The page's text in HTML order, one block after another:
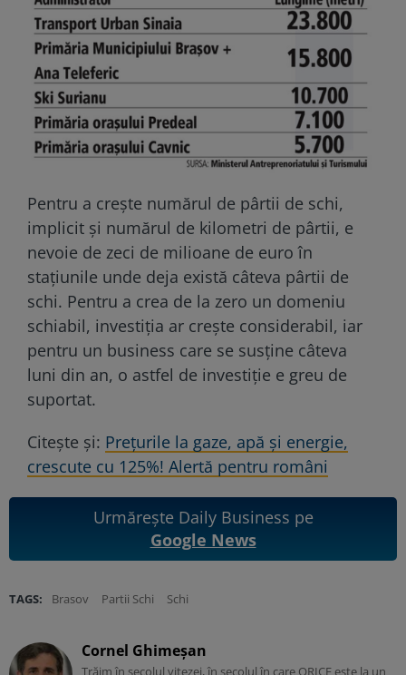
Pentru a creşte numărul de pârtii de schi,
implicit şi numărul de kilometri de pârtii, e
nevoie de zeci de milioane de euro în
staţiunile unde deja există câteva pârtii de
schi. Pentru a crea de la zero un domeniu
schiabil, investiţia ar creşte considerabil, iar
pentru un business care se susţine câteva
luni din an, o astfel de investiţie e greu de
suportat.
Citește și: Prețurile la gaze, apă și energie,
crescute cu 125%! Alertă pentru români
Urmărește Daily Business pe
Google News
TAGS: Brasov Partii Schi Schi
Cornel Ghimeșan
Trăim în secolul vitezei, în secolul în care ORICE este la un